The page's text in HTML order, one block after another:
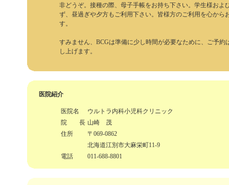
非どうぞ。接種の際、母子手帳をお持ち下さい。学生様およ
ず、昼過ぎや夕方もご利用下さい。皆様方のご利用を心から
す。
すみません、BCGは準備に少し時間が必要なために、ご予約
し上げます。
医院紹介
医院名
ウルトラ内科小児科クリニック
院 長 山崎 茂
住所
〒069-0862
北海道江別市大麻栄町11-9
電話
011-688-8801